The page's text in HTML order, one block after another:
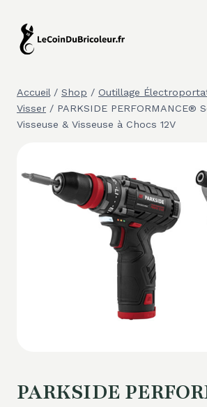
contenu
Accueil / Shop / Outillage
Visser / PARKSIDE PERFORMANCE®
Visseuse & Visseuse à Chocs 12V
PARKSIDE